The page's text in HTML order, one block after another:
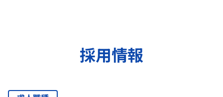
採用情報